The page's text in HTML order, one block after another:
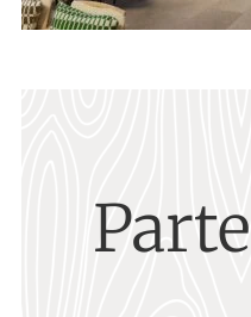
Parte